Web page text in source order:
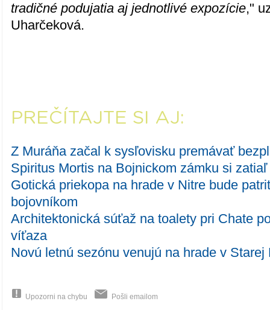
tradičné podujatia aj jednotlivé expozície,"
Uharčeková.
PREČÍTAJTE SI AJ:
Z Muráňa začal k sysľovisku premávať
Spiritus Mortis na Bojnickom zámku si
Gotická priekopa na hrade v Nitre bude
bojovníkom
Architektonická súťaž na toalety pri Chate
víťaza
Novú letnú sezónu venujú na hrade v
Upozorni na chybu Pošli emailom